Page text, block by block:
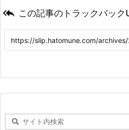
 この記事のトラックバック